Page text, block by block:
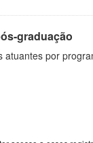
graduação
atuantes por